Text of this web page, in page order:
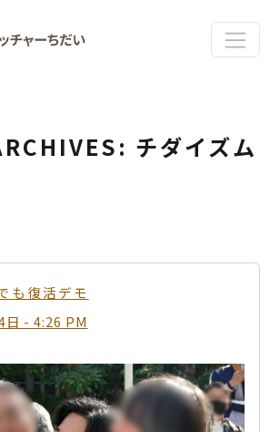
チダイズム
も復活デモ
日 - 4:26 PM